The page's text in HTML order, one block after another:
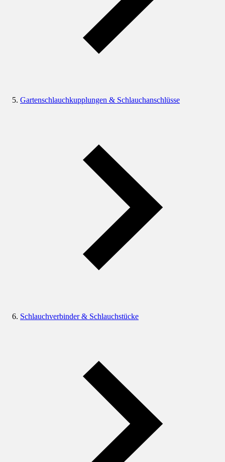
Gartenschlauchkupplungen & Schlauchanschlüsse
Schlauchverbinder & Schlauchstücke